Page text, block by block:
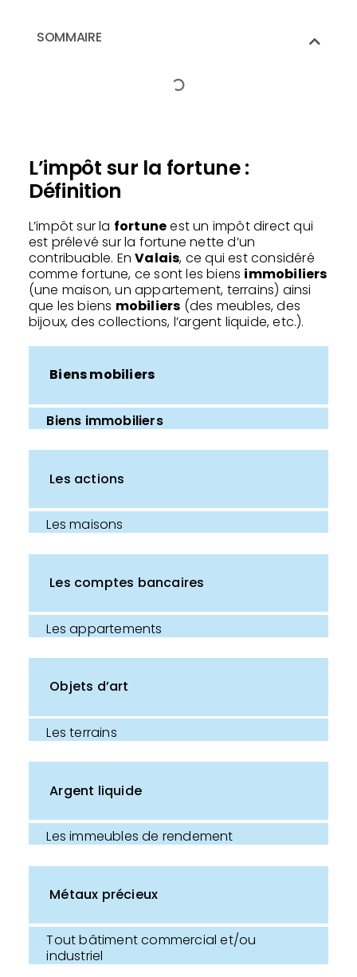
SOMMAIRE
L’impôt sur la fortune :
Définition
L’impôt sur la fortuneest un impôt direct qui
est prélevé sur la fortune nette d’un
contribuable. EnValais, ce qui est considéré
comme fortune, ce sont les biens immobiliers
(une maison, un appartement, terrains) ainsi
que les biens mobiliers (des meubles, des
bijoux, des collections, l’argent liquide, etc.).
Biens mobiliers
Biens immobiliers
Les actions
Les maisons
Les comptes bancaires
Les appartements
Objets d’art
Les terrains
Argent liquide
Les immeubles de rendement
Métaux précieux
Tout bâtiment commercial et/ou
industriel